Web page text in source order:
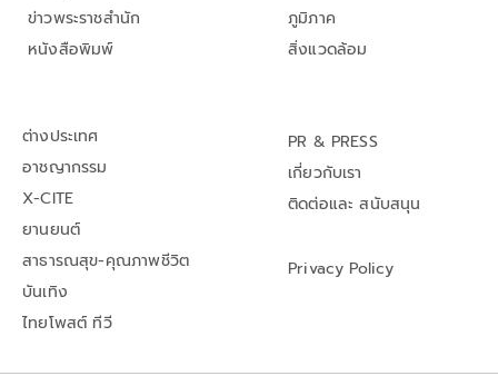
ข่าวพระราชสำนัก
หนังสือพิมพ์
ภูมิภาค
สิ่งแวดล้อม
ต่างประเทศ
อาชญากรรม
X-CITE
ยานยนต์
สาธารณสุข-คุณภาพชีวิต
บันเทิง
ไทยโพสต์ ทีวี
PR & PRESS
เกี่ยวกับเรา
ติดต่อและ สนับสนุน
Privacy Policy